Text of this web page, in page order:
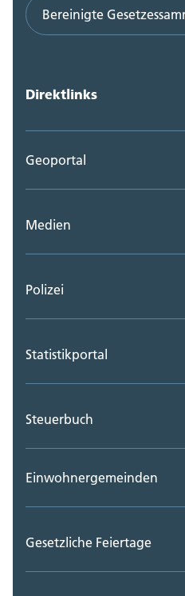
Bereinigte
Direktlinks
Geoportal
Medien
Polizei
Statistikportal
Steuerbuch
Einwohnergemeinden
Gesetzliche Feiertage